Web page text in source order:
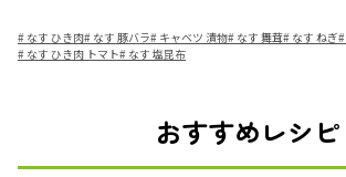
# なす ひき肉# なす 豚バラ# キャベツ 漬物# なす 舞茸# なす ねぎ#
# なす ひき肉 トマト# なす 塩昆布
おすすめレシピ